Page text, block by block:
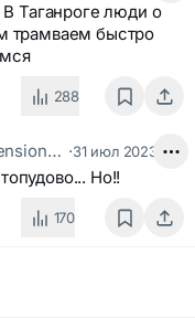
В Таганроге люди о
трамваем быстро
288
@PensionerusSapiens ·31 июл 2023
Но!!
170